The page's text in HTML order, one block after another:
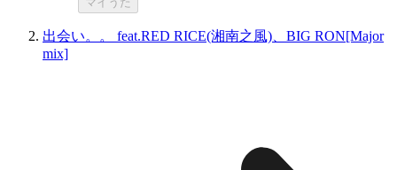
出会い。。 feat.RED RICE(湘南之風)、BIG RON[Major
mix]